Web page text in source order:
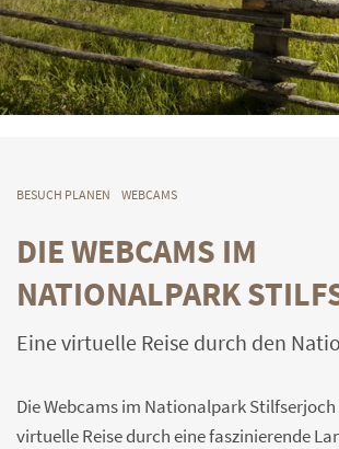
BESUCH PLANEN WEBCAMS
DIE WEBCAMS IM
NATIONALPARK
Eine virtuelle Reise durch den
Die Webcams im Nationalpark
virtuelle Reise durch eine faszinierende